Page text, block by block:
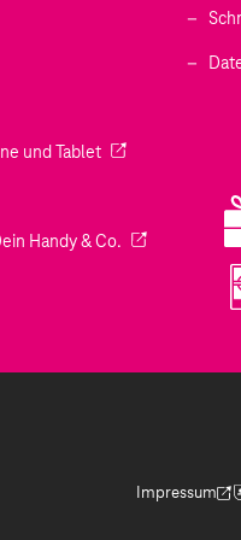
geöffnet)
einem neuen Tab geöffnet)
neuen Tab geöffnet)
und Tablet(Wird in einem
neuen Tab geöffnet)
Handy & Co. (Wird in einem
Impressum
(Der Link wird